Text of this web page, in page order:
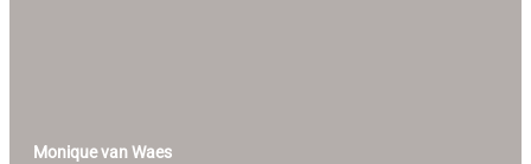
Monique van Waes